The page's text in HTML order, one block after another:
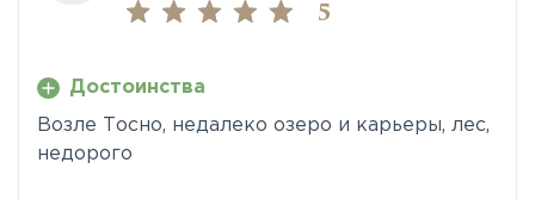
5
Достоинства
Возле Тосно, недалеко озеро и карьеры, лес,
недорого